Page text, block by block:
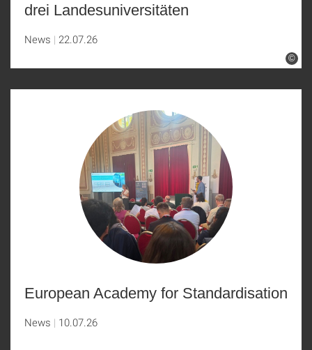
©
drei Landesuniversitäten
News 22.07.26
European Academy for Standardisation
News 10.07.26